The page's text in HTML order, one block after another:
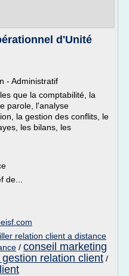
d'Unité
- Administratif
que la comptabilité, la
parole, l'analyse
la gestion des conflits, le
les bilans, les
de...
relation client a distance
/ conseil marketing
relation client /